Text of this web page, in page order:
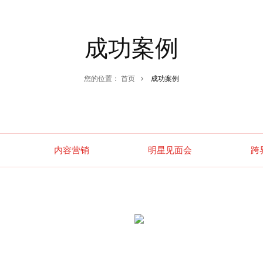
成功案例
您的位置： 首页 成功案例
内容营销 明星见面会 跨